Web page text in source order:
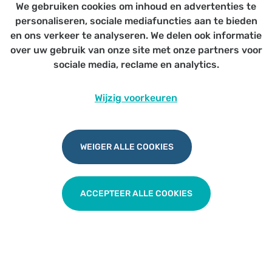
Voor alle artsen
Thuisontwenning middelengebruik en
verslaving
We gebruiken cookies om inhoud en advertenties te
personaliseren, sociale mediafuncties aan te bieden
en ons verkeer te analyseren. We delen ook informatie
over uw gebruik van onze site met onze partners voor
sociale media, reclame en analytics.
Wijzig voorkeuren
WEIGER ALLE COOKIES
ACCEPTEER ALLE COOKIES